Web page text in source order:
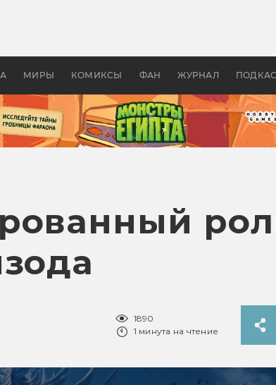
МИРЫ КОМИКСЫ ФАН ЖУРНАЛ
в России —
бы «Властелина
1890
1 минута на чтение